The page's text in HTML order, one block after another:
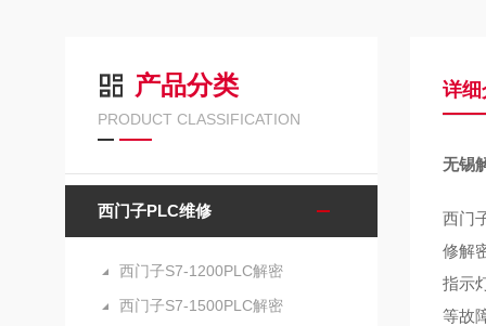
产品分类
PRODUCT CLASSIFICATION
西门子PLC维修
西门子S7-1200PLC解密
西门子S7-1500PLC解密
详细
无锡
西门
修解
指示
等故